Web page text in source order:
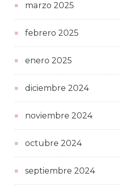
marzo 2025
febrero 2025
enero 2025
diciembre 2024
noviembre 2024
octubre 2024
septiembre 2024